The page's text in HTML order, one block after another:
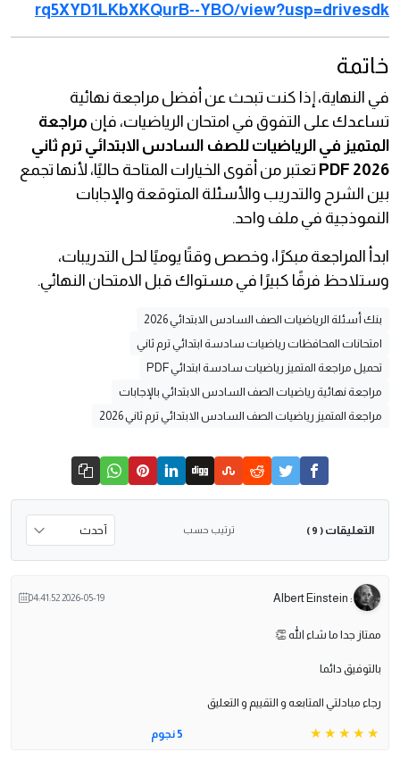
rq5XYD1LKbXKQurB--YBO/view?usp=drivesdk
خاتمة
في النهاية، إذا كنت تبحث عن أفضل مراجعة نهائية
تساعدك على التفوق في امتحان الرياضيات، فإن مراجعة
المتميز في الرياضيات للصف السادس الابتدائي ترم ثاني
2026 PDF
تعتبر من أقوى الخيارات المتاحة حاليًا، لأنها تجمع
بين الشرح والتدريب والأسئلة المتوقعة والإجابات
النموذجية في ملف واحد.
ابدأ المراجعة مبكرًا، وخصص وقتًا يوميًا لحل التدريبات،
وستلاحظ فرقًا كبيرًا في مستواك قبل الامتحان النهائي.
بنك أسئلة الرياضيات الصف السادس الابتدائي 2026
امتحانات المحافظات رياضيات سادسة ابتدائي ترم ثاني
تحميل مراجعة المتميز رياضيات سادسة ابتدائي PDF
مراجعة نهائية رياضيات الصف السادس الابتدائي بالإجابات
مراجعة المتميز رياضيات الصف السادس الابتدائي ترم ثاني 2026
التعليقات ( 9 ) ترتيب حسب
: Albert Einstein
2026-05-19 04:41:52
ممتاز جدا ما شاء الله 👏
بالتوفيق دائما
رجاء مبادلتي المتابعه و التقييم و التعليق
5 نجوم